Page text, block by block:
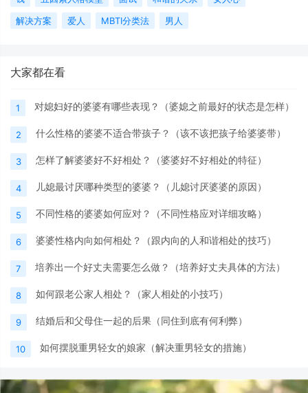
解决方案
爱人 MBTI分类法 男人
大家都在看
1 对媳妇好的婆婆有哪些表现？（婆媳之前最好的状态是怎样）
2 什么性格的婆婆不适合带孩子？（该不该把孩子给婆婆带）
3 怎样了解婆婆好不好相处？（婆婆好不好相处的特征）
4 儿媳最讨厌哪种类型的婆婆？（儿媳讨厌婆婆的原因）
5 不同性格的婆婆如何应对？（不同性格应对详细攻略）
6 婆婆性格内向如何相处？（跟内向的人和谐相处的技巧）
7 培养出一个好丈夫需要怎么做？（培养好丈夫具体的方法）
8 如何跟老公家人相处？（家人相处的小技巧）
9 结婚后和父母住一起的后果（同住到底有何利弊）
10 如何摆脱重男轻女的娘家（解决重男轻女的措施）